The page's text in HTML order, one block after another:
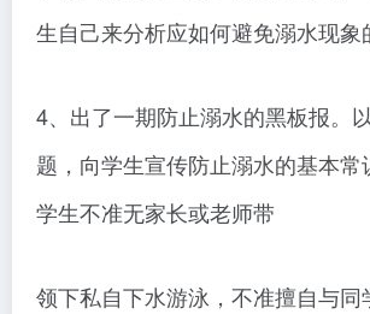
生自己来分析应如何避免溺水现象
4、出了一期防止溺水的黑板报。
题，向学生宣传防止溺水的基本
学生不准无家长或老师带
领下私自下水游泳，不准擅自与同